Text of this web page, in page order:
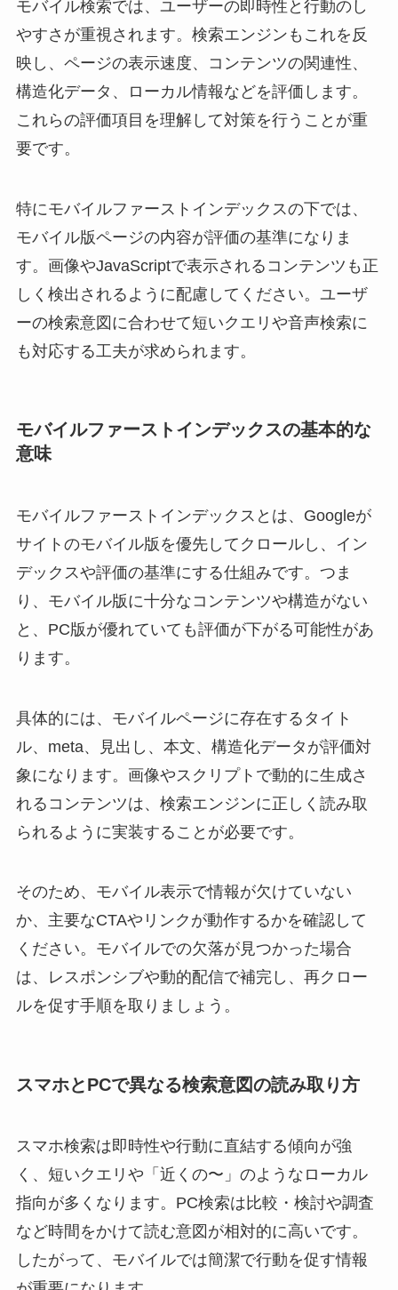
モバイル検索では、ユーザーの即時性と行動のし
やすさが重視されます。検索エンジンもこれを反
映し、ページの表示速度、コンテンツの関連性、
構造化データ、ローカル情報などを評価します。
これらの評価項目を理解して対策を行うことが重
要です。
特にモバイルファーストインデックスの下では、
モバイル版ページの内容が評価の基準になりま
す。画像やJavaScriptで表示されるコンテンツも正
しく検出されるように配慮してください。ユーザ
ーの検索意図に合わせて短いクエリや音声検索に
も対応する工夫が求められます。
モバイルファーストインデックスの基本的な
意味
モバイルファーストインデックスとは、Googleが
サイトのモバイル版を優先してクロールし、イン
デックスや評価の基準にする仕組みです。つま
り、モバイル版に十分なコンテンツや構造がない
と、PC版が優れていても評価が下がる可能性があ
ります。
具体的には、モバイルページに存在するタイト
ル、meta、見出し、本文、構造化データが評価対
象になります。画像やスクリプトで動的に生成さ
れるコンテンツは、検索エンジンに正しく読み取
られるように実装することが必要です。
そのため、モバイル表示で情報が欠けていない
か、主要なCTAやリンクが動作するかを確認して
ください。モバイルでの欠落が見つかった場合
は、レスポンシブや動的配信で補完し、再クロー
ルを促す手順を取りましょう。
スマホとPCで異なる検索意図の読み取り方
スマホ検索は即時性や行動に直結する傾向が強
く、短いクエリや「近くの〜」のようなローカル
指向が多くなります。PC検索は比較・検討や調査
など時間をかけて読む意図が相対的に高いです。
したがって、モバイルでは簡潔で行動を促す情報